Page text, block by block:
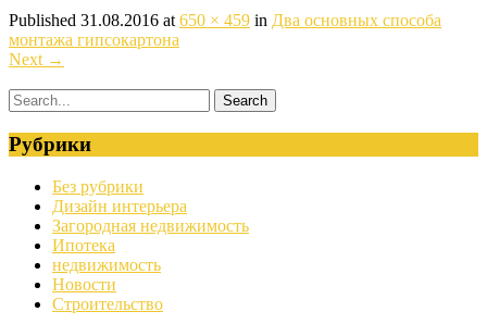
Published 31.08.2016 at 650 × 459 in Два основных способа
монтажа гипсокартона
Next →
Рубрики
Без рубрики
Дизайн интерьера
Загородная недвижимость
Ипотека
недвижимость
Новости
Строительство